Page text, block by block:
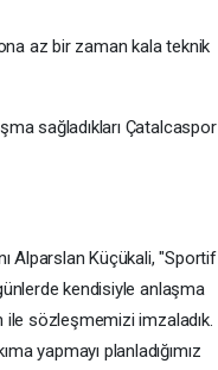
az bir zaman kala teknik
sağladıkları Çatalcaspor
Alparslan Küçükali, "Sportif
kendisiyle anlaşma
ile sözleşmemizi imzaladık.
yapmayı planladığımız